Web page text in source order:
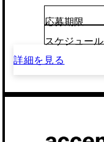
応募期限
スケジュール
詳細を見る